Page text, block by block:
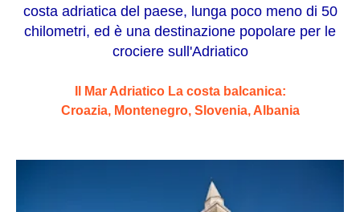
costa adriatica del paese, lunga poco meno di 50
chilometri, ed è una destinazione popolare per le
crociere sull'Adriatico
Il Mar Adriatico La costa balcanica:
Croazia, Montenegro, Slovenia, Albania